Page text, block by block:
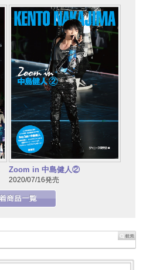
Zoom in 中島健人②
2020/07/16発売